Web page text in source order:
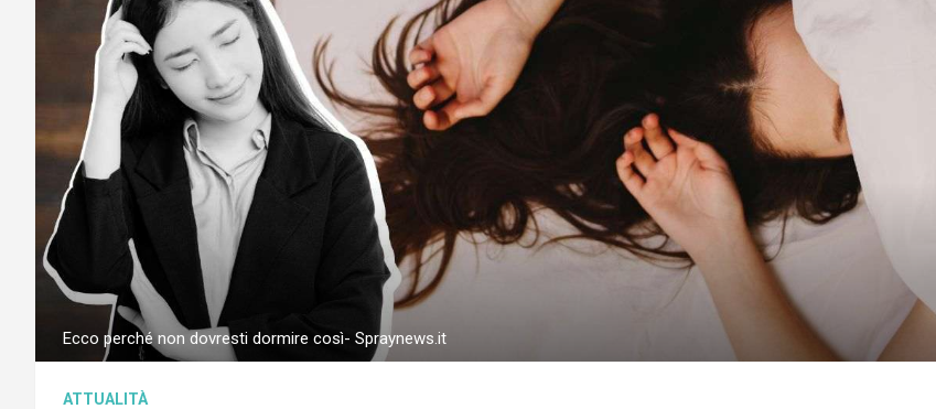
Ecco perché non dovresti dormire così- Spraynews.it
ATTUALITÀ